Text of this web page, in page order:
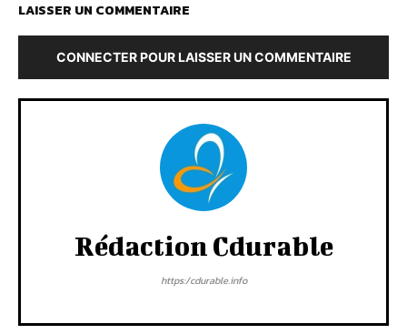
LAISSER UN COMMENTAIRE
CONNECTER POUR LAISSER UN COMMENTAIRE
Rédaction Cdurable
https:/cdurable.info